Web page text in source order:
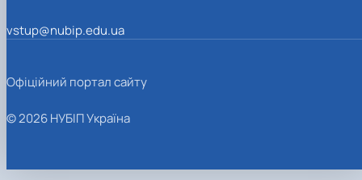
vstup@nubip.edu.ua
Офіційний портал сайту
© 2026 НУБІП Україна